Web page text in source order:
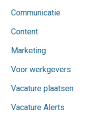
Communicatie
Content
Marketing
Voor werkgevers
Vacature plaatsen
Vacature Alerts